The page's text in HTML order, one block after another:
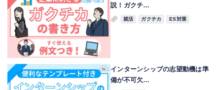
説！ガクチ…
就活 ガクチカ ES対策
インターンシップの志望動機は準
備が不可欠…